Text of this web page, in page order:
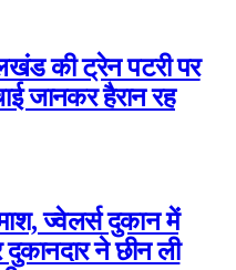
की ट्रेन पटरी पर
जानकर हैरान रह
ज्वेलर्स दुकान में
दुकानदार ने छीन ली